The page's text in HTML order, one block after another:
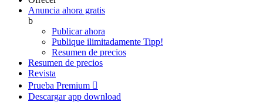
Anuncia ahora gratis
b
Publicar ahora
Publique ilimitadamente Tipp!
Resumen de precios
Resumen de precios
Revista
Prueba Premium 
Descargar app download